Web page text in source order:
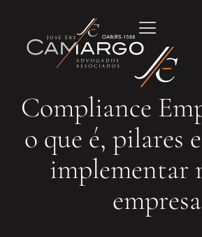
Compliance
o que é, pilares
implementar
empresa